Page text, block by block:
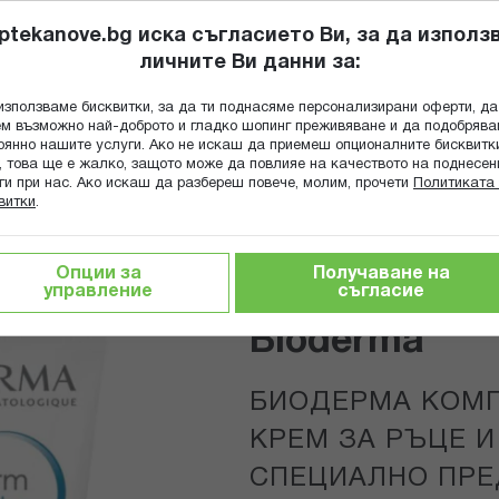
Търсене
ПОПИТАЙ
ГРИЖА ЗА МАЙКАТА И ДЕТЕТО ХРАНИТЕЛНИ ДОБАВКИ
за тяло
50 МЛ Х 2 СПЕЦИАЛНО ПРЕДЛОЖЕНИЕ A
Bioderma
БИОДЕРМА
КРЕМ ЗА РЪЦЕ
СПЕЦИАЛНО
иска съгласието Ви, за да
личните Ви данни за:
бисквитки, за да ти поднасяме персонализирани оферти, да
възможно най-доброто и гладко шопинг преживяване и да
нашите услуги. Ако не искаш да приемеш опционалните
това ще е жалко, защото може да повлияе на качеството на
при нас. Ако искаш да разбереш повече, молим, прочети
Политиката
.
Опции за
управление
Получаване на
съгласие